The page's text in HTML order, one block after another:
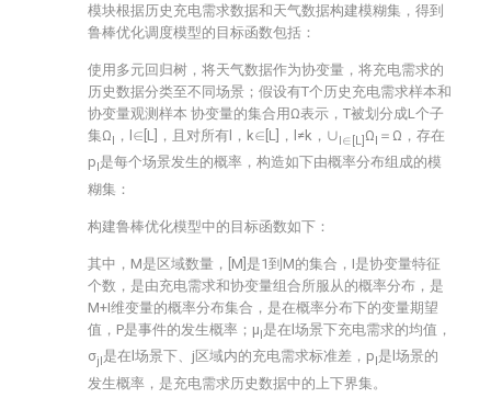
模块根据历史充电需求数据和天气数据构建模糊集，得到
鲁棒优化调度模型的目标函数包括：
使用多元回归树，将天气数据作为协变量，将充电需求的
历史数据分类至不同场景；假设有T个历史充电需求样本和
协变量观测样本 协变量的集合用Ω表示，T被划分成L个子
集Ωl ，l∈[L]，且对所有l，k∈[L]，l≠k，∪l∈[L] Ωl ＝Ω，存在
pl是每个场景发生的概率，构造如下由概率分布组成的模
糊集：
构建鲁棒优化模型中的目标函数如下：
其中，M是区域数量，[M]是1到M的集合，I是协变量特征
个数， 是由充电需求和协变量组合所服从的概率分布， 是
M+I维变量的概率分布集合， 是在概率分布下的变量期望
值，P是事件的发生概率；μl是在l场景下充电需求的均值，
σjl是在l场景下、j区域内的充电需求标准差，pl是l场景的
发生概率， 是充电需求历史数据中的上下界集。